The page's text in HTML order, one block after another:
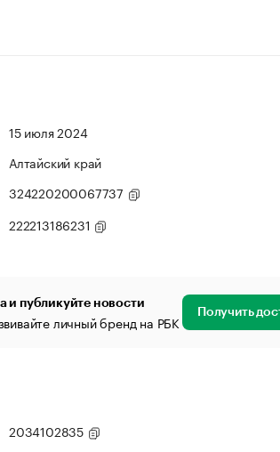
15 июля 2024
Алтайский край
324220200067737
222213186231
и публикуйте новости
личный бренд на РБК Получить
2034102835